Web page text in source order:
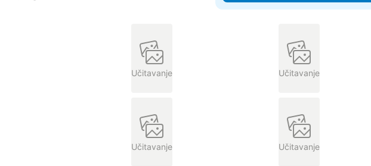
Učitavanje Učitavanje
Učitavanje Učitavanje